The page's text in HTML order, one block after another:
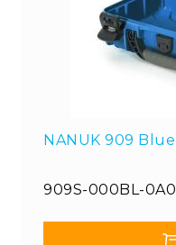
NANUK 909 Blue
909S-000BL-0A0